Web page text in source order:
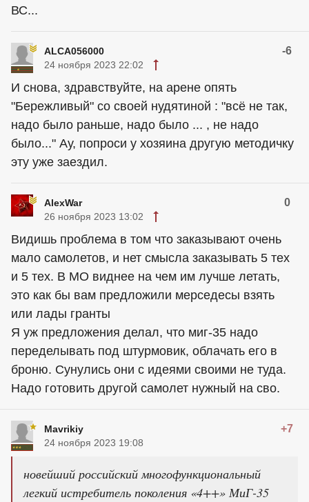
ВС...
ALCA056000 -6
24 ноября 2023 22:02
И снова, здравствуйте, на арене опять
"Бережливый" со своей нудятиной : "всё не так,
надо было раньше, надо было ... , не надо
было..." Ау, попроси у хозяина другую методичку
эту уже заездил.
AlexWar 0
26 ноября 2023 13:02
Видишь проблема в том что заказывают очень
мало самолетов, и нет смысла заказывать 5 тех
и 5 тех. В МО виднее на чем им лучше летать,
это как бы вам предложили мерседесы взять
или лады гранты
Я уж предложения делал, что миг-35 надо
переделывать под штурмовик, облачать его в
броню. Сунулись они с идеями своими не туда.
Надо готовить другой самолет нужный на сво.
Mavrikiy +7
24 ноября 2023 19:08
новейший российский многофункциональный
легкий истребитель поколения «4++» МиГ-35